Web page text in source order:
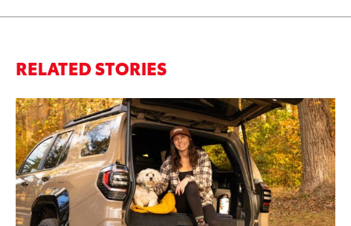
RELATED STORIES